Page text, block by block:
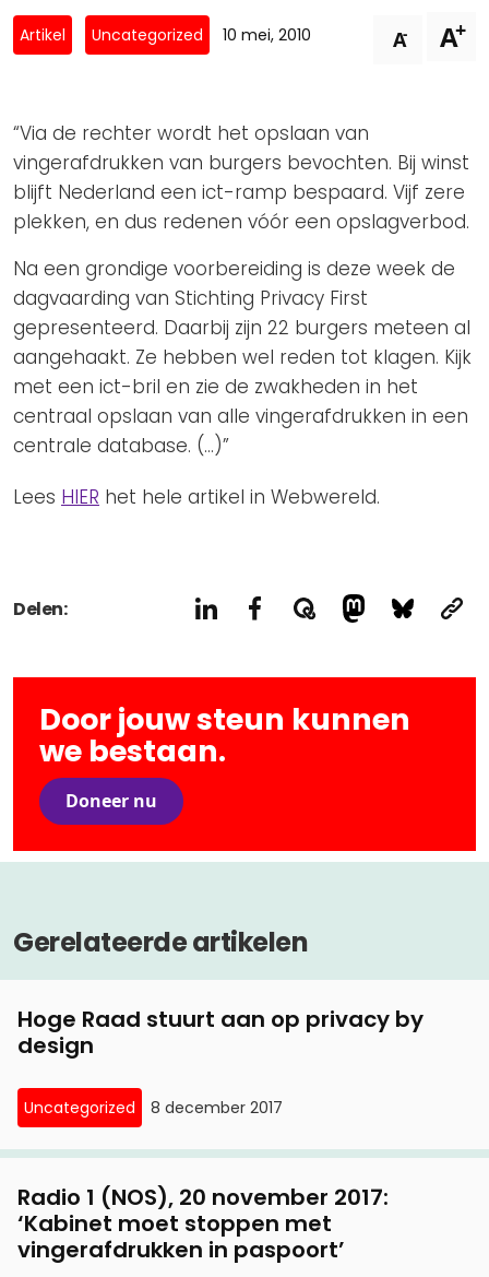
PSD2-me-niet
Nieuwsbrieven
Privacybeleid
ANBI Status
Playlist
Artikel Uncategorized 10 mei, 2010 A- A+
“Via de rechter wordt het opslaan van
vingerafdrukken van burgers bevochten. Bij winst
blijft Nederland een ict-ramp bespaard. Vijf zere
plekken, en dus redenen vóór een opslagverbod.
Na een grondige voorbereiding is deze week de
dagvaarding van Stichting Privacy First
gepresenteerd. Daarbij zijn 22 burgers meteen al
aangehaakt. Ze hebben wel reden tot klagen. Kijk
met een ict-bril en zie de zwakheden in het
centraal opslaan van alle vingerafdrukken in een
centrale database. (…)”
Lees HIER het hele artikel in Webwereld.
Delen:
Door jouw steun kunnen
we bestaan.
Doneer nu
Gerelateerde artikelen
Hoge Raad stuurt aan op privacy by
design
Uncategorized 8 december 2017
Radio 1 (NOS), 20 november 2017:
‘Kabinet moet stoppen met
vingerafdrukken in paspoort’